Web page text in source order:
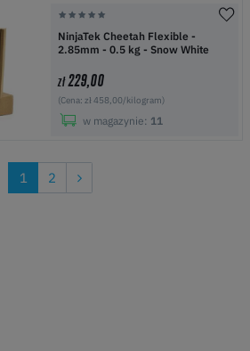
NinjaTek Cheetah Flexible -
2.85mm - 0.5 kg - Snow White
zł229,00
(Cena: zł 458,00/kilogram)
w magazynie: 11
1 2